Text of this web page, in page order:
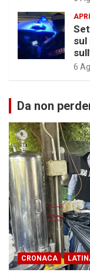
sul
6
Da non
CRONACA